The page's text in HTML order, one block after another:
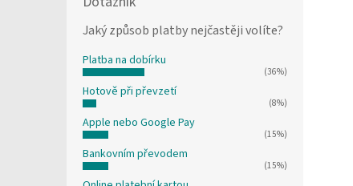
Jaký způsob platby nejčastěji volíte?
Platba na dobírku
(36%)
Hotově při převzetí
(8%)
Apple nebo Google Pay
(15%)
Bankovním převodem
(15%)